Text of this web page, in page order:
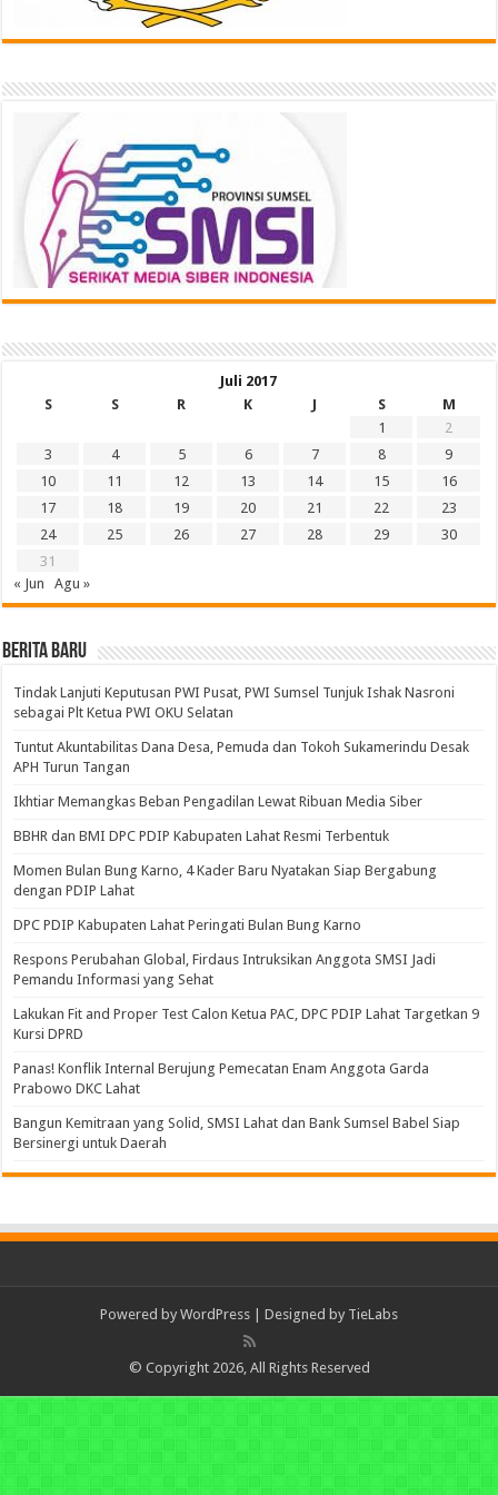
Juli 2017
S
S R K J S
M
1
2
3
4 5 6 7 8
9
10
11 12 13 14 15
16
17
18 19 20 21 22
23
24
25 26 27 28 29
30
31
« Jun
Agu »
BERITA BARU
Tindak Lanjuti Keputusan PWI Pusat, PWI Sumsel Tunjuk Ishak Nasroni
sebagai Plt Ketua PWI OKU Selatan
Tuntut Akuntabilitas Dana Desa, Pemuda dan Tokoh Sukamerindu Desak
APH Turun Tangan
Ikhtiar Memangkas Beban Pengadilan Lewat Ribuan Media Siber
BBHR dan BMI DPC PDIP Kabupaten Lahat Resmi Terbentuk
Momen Bulan Bung Karno, 4 Kader Baru Nyatakan Siap Bergabung
dengan PDIP Lahat
DPC PDIP Kabupaten Lahat Peringati Bulan Bung Karno
Respons Perubahan Global, Firdaus Intruksikan Anggota SMSI Jadi
Pemandu Informasi yang Sehat
Lakukan Fit and Proper Test Calon Ketua PAC, DPC PDIP Lahat Targetkan 9
Kursi DPRD
Panas! Konflik Internal Berujung Pemecatan Enam Anggota Garda
Prabowo DKC Lahat
Bangun Kemitraan yang Solid, SMSI Lahat dan Bank Sumsel Babel Siap
Bersinergi untuk Daerah
Powered by WordPress | Designed by TieLabs
© Copyright 2026, All Rights Reserved